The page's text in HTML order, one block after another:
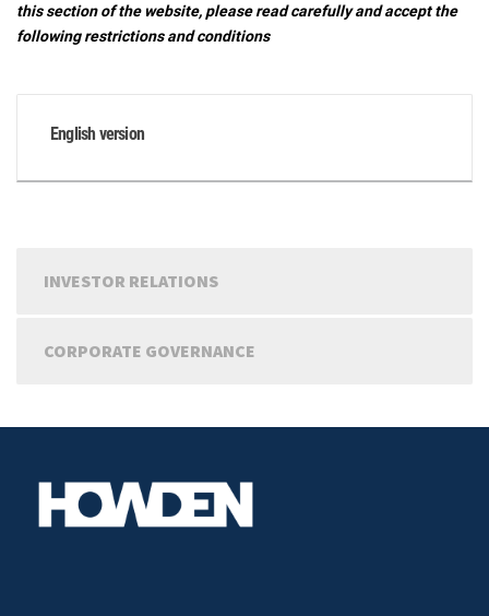
this section of the website, please read carefully and accept the
following restrictions and conditions
English version
INVESTOR RELATIONS
CORPORATE GOVERNANCE